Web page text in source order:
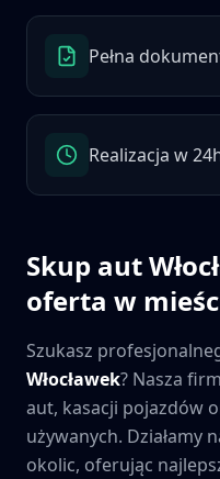
Pełna
Realizacja w
Skup aut
oferta w
Szukasz
Włocławek? Nasza
aut, kasacji pojazdów
używanych. Działamy
okolic, oferując